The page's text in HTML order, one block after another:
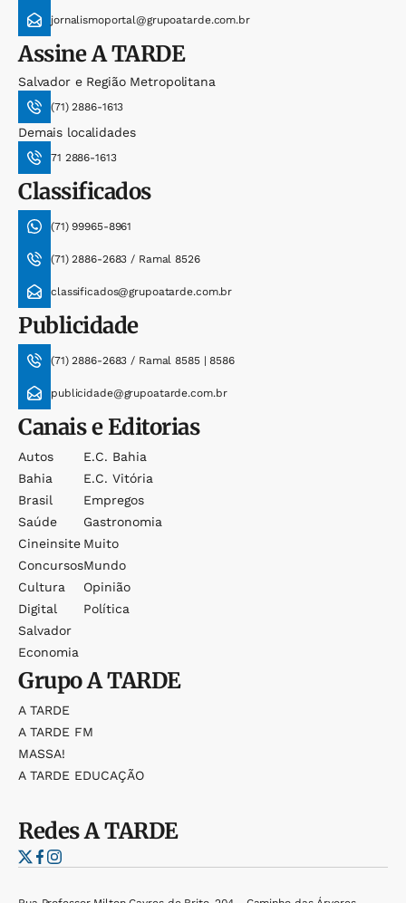
jornalismoportal@grupoatarde.com.br
AssineA TARDE
Salvador e Região Metropolitana
(71) 2886-1613
Demais localidades
71 2886-1613
Classificados
(71) 99965-8961
(71) 2886-2683 / Ramal 8526
classificados@grupoatarde.com.br
Publicidade
(71) 2886-2683 / Ramal 8585 | 8586
publicidade@grupoatarde.com.br
Canais e Editorias
Autos
Bahia
Brasil
Saúde
Cineinsite
Concursos
Cultura
Digital
Salvador
Economia
E.c. Bahia
E.c. Vitória
Empregos
Gastronomia
Muito
Mundo
Opinião
Política
GrupoA TARDE
A TARDE
A TARDE FM
MASSA!
A TARDE EDUCAÇÃO
RedesA TARDE